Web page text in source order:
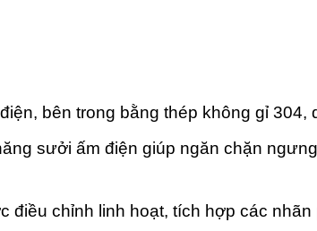
bên trong bằng thép không gỉ 304,
sưởi ấm điện giúp ngăn chặn
điều chỉnh linh hoạt, tích hợp các